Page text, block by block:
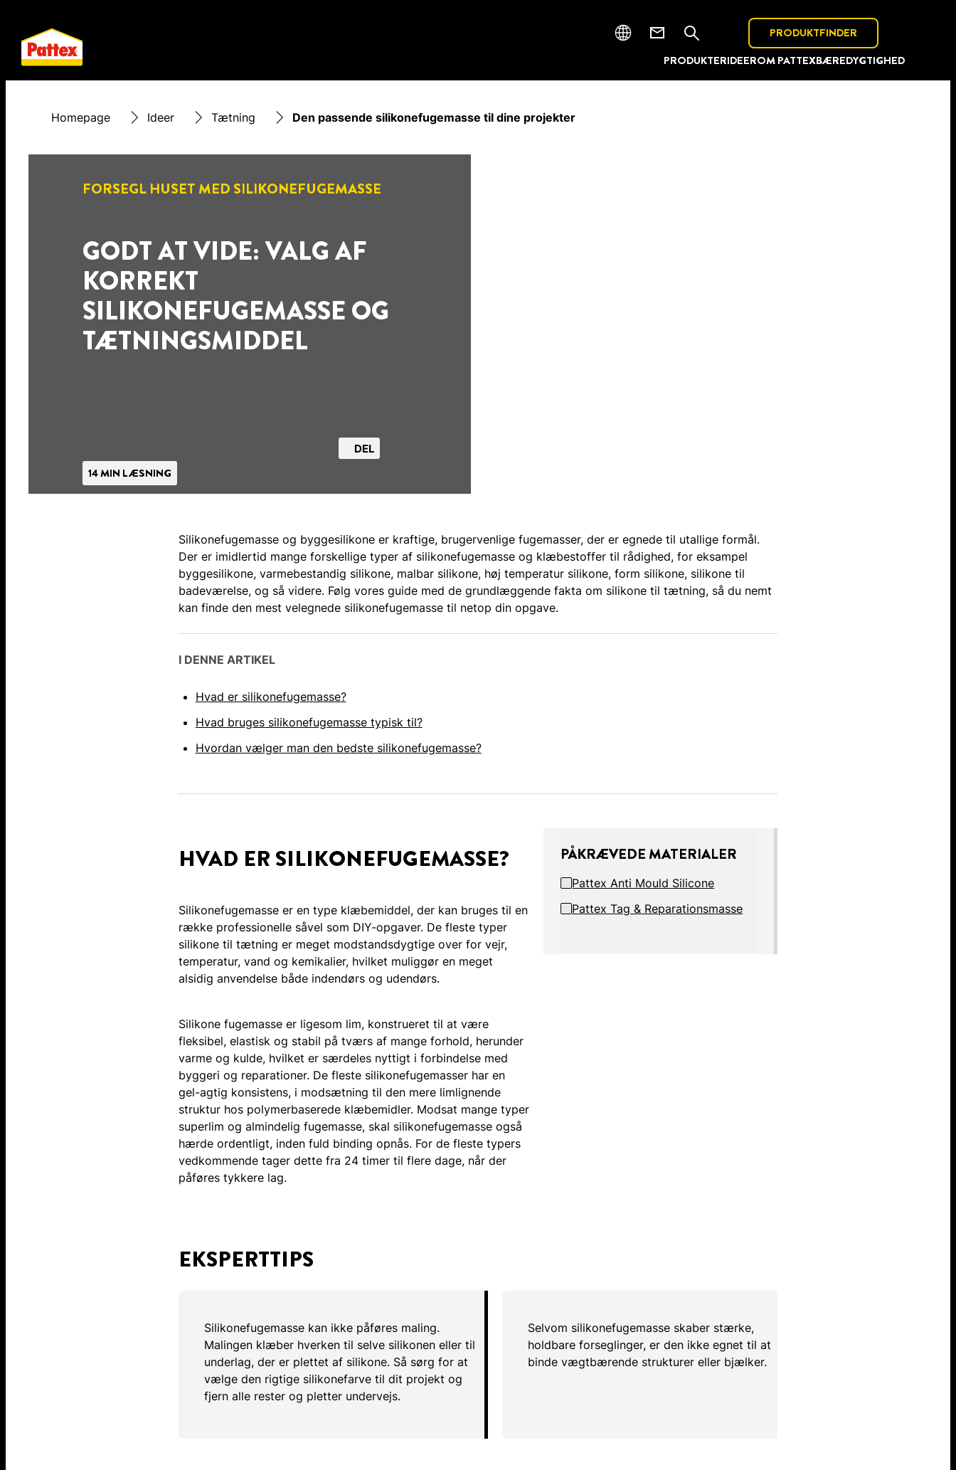
PRODUKTERIDEEROM PATTEXBÆREDYGTIGHED
PRODUKTFINDER
Homepage Ideer Tætning Den passende silikonefugemasse til dine projekter
FORSEGL HUSET MED SILIKONEFUGEMASSE
GODT AT VIDE: VALG AF
KORREKT
SILIKONEFUGEMASSE OG
TÆTNINGSMIDDEL
14 MIN LÆSNING
DEL
Silikonefugemasse og byggesilikone er kraftige, brugervenlige fugemasser, der er egnede til utallige formål.
Der er imidlertid mange forskellige typer af silikonefugemasse og klæbestoffer til rådighed, for eksampel
byggesilikone, varmebestandig silikone, malbar silikone, høj temperatur silikone, form silikone, silikone til
badeværelse, og så videre. Følg vores guide med de grundlæggende fakta om silikone til tætning, så du nemt
kan finde den mest velegnede silikonefugemasse til netop din opgave.
I DENNE ARTIKEL
Hvad er silikonefugemasse?
Hvad bruges silikonefugemasse typisk til?
Hvordan vælger man den bedste silikonefugemasse?
HVAD ER SILIKONEFUGEMASSE?
Silikonefugemasse er en type klæbemiddel, der kan bruges til en
række professionelle såvel som DIY-opgaver. De fleste typer
silikone til tætning er meget modstandsdygtige over for vejr,
temperatur, vand og kemikalier, hvilket muliggør en meget
alsidig anvendelse både indendørs og udendørs.
Silikone fugemasse er ligesom lim, konstrueret til at være
fleksibel, elastisk og stabil på tværs af mange forhold, herunder
varme og kulde, hvilket er særdeles nyttigt i forbindelse med
byggeri og reparationer. De fleste silikonefugemasser har en
gel-agtig konsistens, i modsætning til den mere limlignende
struktur hos polymerbaserede klæbemidler. Modsat mange typer
superlim og almindelig fugemasse, skal silikonefugemasse også
hærde ordentligt, inden fuld binding opnås. For de fleste typers
vedkommende tager dette fra 24 timer til flere dage, når der
påføres tykkere lag.
PÅKRÆVEDE MATERIALER
Pattex Anti Mould Silicone
Pattex Tag & Reparationsmasse
EKSPERTTIPS
Silikonefugemasse kan ikke påføres maling.
Malingen klæber hverken til selve silikonen eller til
underlag, der er plettet af silikone. Så sørg for at
vælge den rigtige silikonefarve til dit projekt og
fjern alle rester og pletter undervejs.
Selvom silikonefugemasse skaber stærke,
holdbare forseglinger, er den ikke egnet til at
binde vægtbærende strukturer eller bjælker.